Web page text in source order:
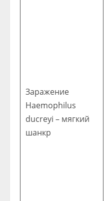
Заражение
Haemophilus
ducreyi – мягкий
шанкр